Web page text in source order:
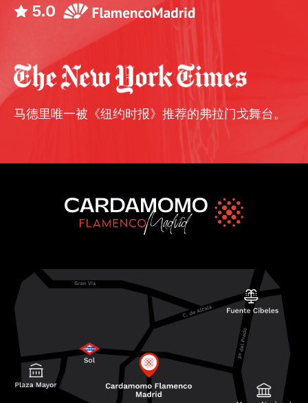
5.0
马德里唯一被《纽约时报》推荐的弗拉门戈舞台。